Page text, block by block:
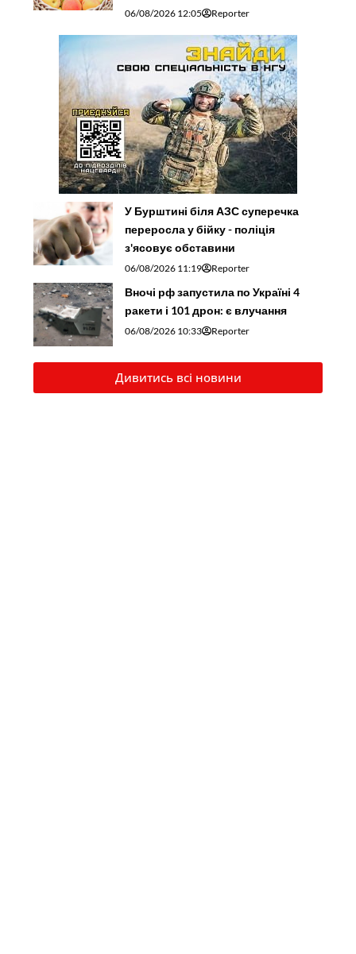
06/08/2026 12:05 Reporter
У Бурштині біля АЗС суперечка
переросла у бійку - поліція
з'ясовує обставини
06/08/2026 11:19 Reporter
Вночі рф запустила по Україні 4
ракети і 101 дрон: є влучання
06/08/2026 10:33 Reporter
Дивитись всі новини